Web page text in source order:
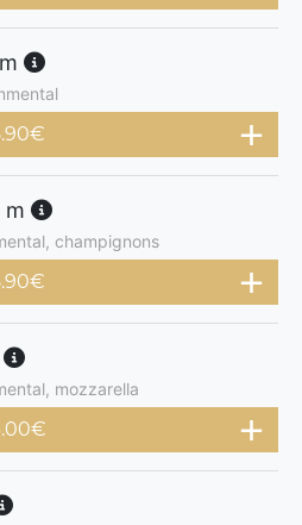
€
m
champignons
€
mozzarella
€